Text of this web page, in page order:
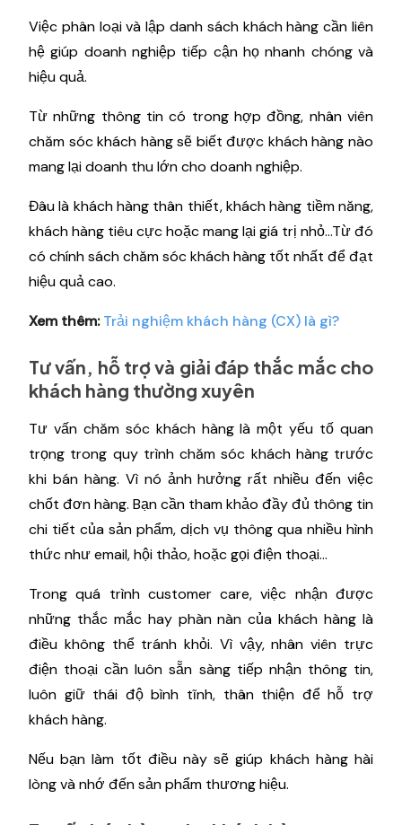
Việc phân loại và lập danh sách khách hàng cần liên
hệ giúp doanh nghiệp tiếp cận họ nhanh chóng và
hiệu quả.
Từ những thông tin có trong hợp đồng, nhân viên
chăm sóc khách hàng sẽ biết được khách hàng nào
mang lại doanh thu lớn cho doanh nghiệp.
Đâu là khách hàng thân thiết, khách hàng tiềm năng,
khách hàng tiêu cực hoặc mang lại giá trị nhỏ…Từ đó
có chính sách chăm sóc khách hàng tốt nhất để đạt
hiệu quả cao.
Xem thêm: Trải nghiệm khách hàng (CX) là gì?
Tư vấn, hỗ trợ và giải đáp thắc mắc cho
khách hàng thường xuyên
Tư vấn chăm sóc khách hàng là một yếu tố quan
trọng trong quy trình chăm sóc khách hàng trước
khi bán hàng. Vì nó ảnh hưởng rất nhiều đến việc
chốt đơn hàng. Bạn cần tham khảo đầy đủ thông tin
chi tiết của sản phẩm, dịch vụ thông qua nhiều hình
thức như email, hội thảo, hoặc gọi điện thoại...
Trong quá trình customer care, việc nhận được
những thắc mắc hay phàn nàn của khách hàng là
điều không thể tránh khỏi. Vì vậy, nhân viên trực
điện thoại cần luôn sẵn sàng tiếp nhận thông tin,
luôn giữ thái độ bình tĩnh, thân thiện để hỗ trợ
khách hàng.
Nếu bạn làm tốt điều này sẽ giúp khách hàng hài
lòng và nhớ đến sản phẩm thương hiệu.